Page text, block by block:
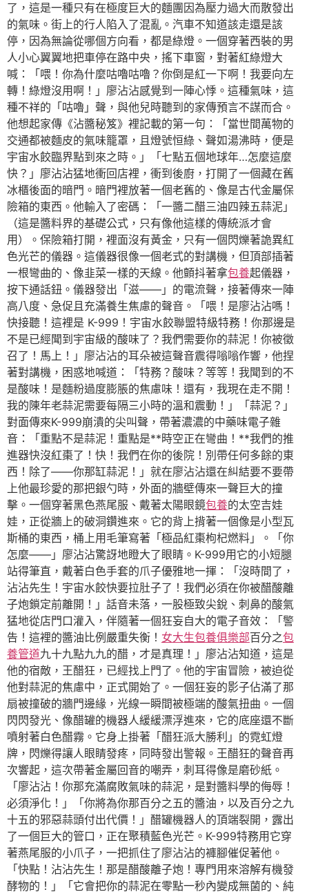
了，這是一種只有在極度巨大的麵團因為壓力過大而散發出
的氣味。街上的行人陷入了混亂。汽車不知道該走還是該
停，因為無論從哪個方向看，都是綠燈。一個穿著西裝的男
人小心翼翼地把車停在路中央，搖下車窗，對著紅綠燈大
喊：「喂！你為什麼咕嚕咕嚕？你倒是紅一下啊！我要向左
轉！綠燈沒用啊！」廖沾沾感覺到一陣心悸。這種氣味，這
種不祥的「咕嚕」聲，與他兒時聽到的家傳預言不謀而合。
他想起家傳《沾醬秘笈》裡記載的第一句：「當世間萬物的
交通都被麵皮的氣味籠罩，且燈號恒綠、聲如湯沸時，便是
宇宙水餃臨界點到來之時。」「七點五個地球年…怎麼這麼
快？」廖沾沾猛地衝回店裡，衝到後廚，打開了一個藏在舊
冰櫃後面的暗門。暗門裡放著一個老舊的、像是古代金屬保
險箱的東西。他輸入了密碼：「一醬二醋三油四辣五蒜泥」
（這是醬料界的基礎公式，只有像他這樣的傳統派才會
用）。保險箱打開，裡面沒有黃金，只有一個閃爍著詭異紅
色光芒的儀器。這儀器很像一個老式的對講機，但頂部插著
一根彎曲的、像韭菜一樣的天線。他顫抖著拿包養起儀器，
按下通話鈕。儀器發出「滋——」的電流聲，接著傳來一陣
高八度、急促且充滿養生焦慮的聲音。「喂！是廖沾沾嗎！
快接聽！這裡是 K-999！宇宙水餃聯盟特級特務！你那邊是
不是已經聞到宇宙級的酸味了？我們需要你的蒜泥！你被徵
召了！馬上！」廖沾沾的耳朵被這聲音震得嗡嗡作響，他捏
著對講機，困惑地喊道：「特務？酸味？等等！我聞到的不
是酸味！是麵粉過度膨脹的焦慮味！還有，我現在走不開！
我的陳年老蒜泥需要每隔三小時的溫和震動！」「蒜泥？」
對面傳來K-999崩潰的尖叫聲，帶著濃濃的中藥味電子雜
音：「重點不是蒜泥！重點是**時空正在彎曲！**我們的推
進器快沒紅棗了！快！我們在你的後院！別帶任何多餘的東
西！除了——你那缸蒜泥！」就在廖沾沾還在糾結要不要帶
上他最珍愛的那把銀勺時，外面的牆壁傳來一聲巨大的撞
擊。一個穿著黑色燕尾服、戴著太陽眼鏡包養的太空吉娃
娃，正從牆上的破洞鑽進來。它的背上揹著一個像是小型瓦
斯桶的東西，桶上用毛筆寫著「極品紅棗枸杞燃料」。「你
怎麼——」廖沾沾驚訝地瞪大了眼睛。K-999用它的小短腿
站得筆直，戴著白色手套的爪子優雅地一揮：「沒時間了，
沾沾先生！宇宙水餃快要拉肚子了！我們必須在你被醋酸離
子炮鎖定前離開！」話音未落，一股極致尖銳、刺鼻的酸氣
猛地從店門口灌入，伴隨著一個狂妄自大的電子音效：「警
告！這裡的醬油比例嚴重失衡！ 女大生包養俱樂部百分之包
養管道九十九點九九的醋，才是真理！」廖沾沾知道，這是
他的宿敵，王醋狂，已經找上門了。他的宇宙冒險，被迫從
他對蒜泥的焦慮中，正式開始了。一個狂妄的影子佔滿了那
扇被撞破的牆門邊緣，光線一瞬間被極端的酸氣扭曲。一個
閃閃發光、像醋罐的機器人緩緩漂浮進來，它的底座還不斷
噴射著白色醋霧。它身上掛著「醋狂派大勝利」的霓虹燈
牌，閃爍得讓人眼睛發疼，同時發出警報。王醋狂的聲音再
次響起，這次帶著金屬回音的嘲弄，刺耳得像是磨砂紙。
「廖沾沾！你那充滿腐敗氣味的蒜泥，是對醬料學的侮辱！
必須淨化！」「你將為你那百分之五的醬油，以及百分之九
十五的邪惡蒜頭付出代價！」醋罐機器人的頂端裂開，露出
了一個巨大的管口，正在聚積藍色光芒。K-999特務用它穿
著燕尾服的小爪子，一把抓住了廖沾沾的褲腳催促著他。
「快點！沾沾先生！那是醋酸離子炮！專門用來溶解有機發
酵物的！」「它會把你的蒜泥在零點一秒內變成無菌的、純